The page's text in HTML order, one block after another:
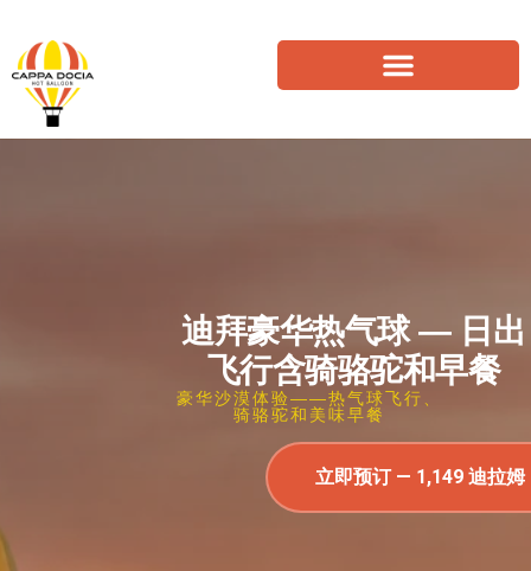
迪拜豪华热气球 — 日出
飞行含骑骆驼和早餐
豪华沙漠体验——热气球飞行、
骑骆驼和美味早餐
立即预订 — 1,149 迪拉姆